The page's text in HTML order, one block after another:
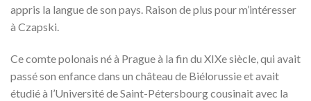
appris la langue de son pays. Raison de plus pour m’intéresser
à Czapski.
Ce comte polonais né à Prague à la fin du XIXe siècle, qui avait
passé son enfance dans un château de Biélorussie et avait
étudié à l’Université de Saint-Pétersbourg cousinait avec la